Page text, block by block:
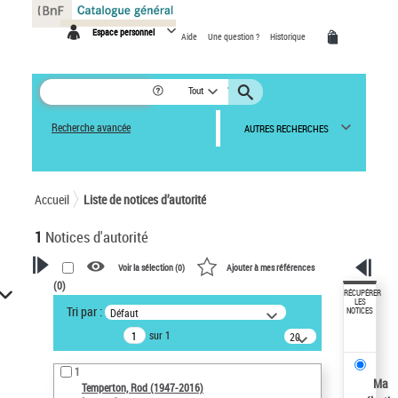
Espace personnel Aide Une question ? Historique
Tout
Recherche avancée AUTRES RECHERCHES
Accueil Liste de notices d’autorité
1 Notices d'autorité
VOTRE RECHERCHE
Recherche avancée dans les
notices d’autorité
Œuvres liées à l'auteur :
Temperton, Rod (1947-2016)
Voir la sélection (0) Ajouter à mes références
(0)
Tri par : Défaut
sur 1
20
résultats/page
1
Temperton, Rod (1947-2016)
RÉCUPÉRER
LES
NOTICES
Ma
Panneau de gestion des cookies